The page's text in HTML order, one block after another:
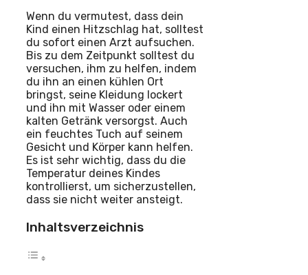
Wenn du vermutest, dass dein
Kind einen Hitzschlag hat, solltest
du sofort einen Arzt aufsuchen.
Bis zu dem Zeitpunkt solltest du
versuchen, ihm zu helfen, indem
du ihn an einen kühlen Ort
bringst, seine Kleidung lockert
und ihn mit Wasser oder einem
kalten Getränk versorgst. Auch
ein feuchtes Tuch auf seinem
Gesicht und Körper kann helfen.
Es ist sehr wichtig, dass du die
Temperatur deines Kindes
kontrollierst, um sicherzustellen,
dass sie nicht weiter ansteigt.
Inhaltsverzeichnis